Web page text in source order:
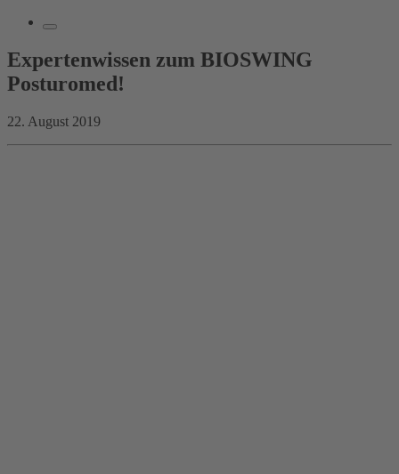
Expertenwissen zum BIOSWING
Posturomed!
22. August 2019